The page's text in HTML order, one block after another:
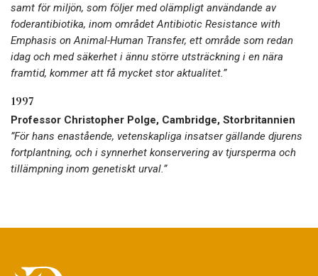
samt för miljön, som följer med olämpligt användande av
foderantibiotika, inom området Antibiotic Resistance with
Emphasis on Animal-Human Transfer, ett område som redan
idag och med säkerhet i ännu större utsträckning i en nära
framtid, kommer att få mycket stor aktualitet.”
1997
Professor Christopher Polge, Cambridge, Storbritannien
”För hans enastående, vetenskapliga insatser gällande djurens
fortplantning, och i synnerhet konservering av tjursperma och
tillämpning inom genetiskt urval.”